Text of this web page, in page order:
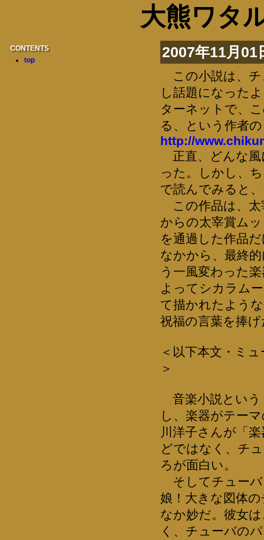
大熊ワタ
CONTENTS
top
2007年11月01
この小説は、チ
し話題になった
ターネットで、
る、という作者
http://
正直、どんな風
った。しかし、
で読んでみると
この作品は、太
からの太宰賞ム
を通過した作品
なかから、最終
う一風変わった
よってシカラム
て描かれたよう
祝福の言葉を捧
＜以下本文・ミ
＞
音楽小説という
し、楽器がテー
川洋子さんが「
どではなく、チ
ろが面白い。
そしてチューバ
娘！大きな図体
なか妙だ。彼女
く、チューバの